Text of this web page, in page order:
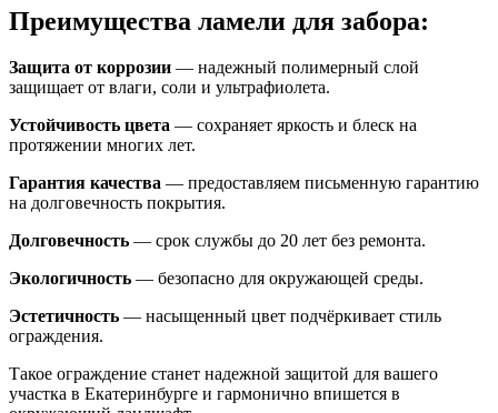
Преимущества ламели для забора:
Защита от коррозии — надежный полимерный слой
защищает от влаги, соли и ультрафиолета.
Устойчивость цвета — сохраняет яркость и блеск на
протяжении многих лет.
Гарантия качества — предоставляем письменную гарантию
на долговечность покрытия.
Долговечность — срок службы до 20 лет без ремонта.
Экологичность — безопасно для окружающей среды.
Эстетичность — насыщенный цвет подчёркивает стиль
ограждения.
Такое ограждение станет надежной защитой для вашего
участка в Екатеринбурге и гармонично впишется в